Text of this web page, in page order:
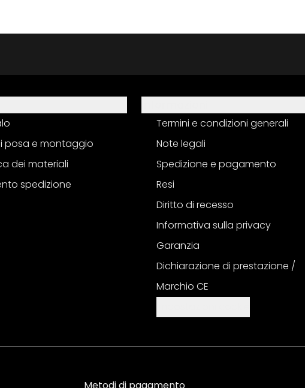
posa e montaggio
dei materiali
spedizione
Termini e condizioni generali
Note legali
Spedizione e pagamento
Resi
Diritto di recesso
Informativa sulla privacy
Garanzia
Dichiarazione di prestazione /
Marchio CE